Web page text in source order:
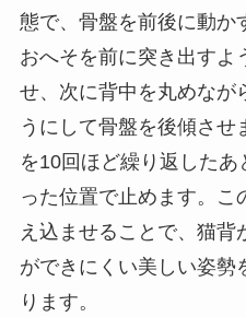
態で、骨盤を前後に動か
おへそを前に突き出すよ
せ、次に背中を丸めなが
うにして骨盤を後傾させ
を10回ほど繰り返した
った位置で止めます。こ
え込ませることで、猫背
ができにくい美しい姿勢
ります。